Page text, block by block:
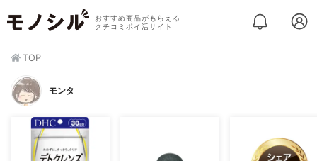
おすすめ商品がもらえる
クチコミポイ活サイト
TOP
モンタ